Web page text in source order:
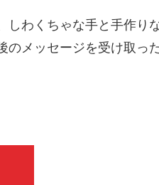
わくちゃな手と手作り
メッセージを受け取った